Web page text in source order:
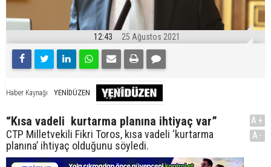
12:43 25 Ağustos 2021
Haber Kaynağı YENİDÜZEN
“Kısa vadeli kurtarma planına ihtiyaç var”
CTP Milletvekili Fikri Toros, kısa vadeli ‘kurtarma
planına’ ihtiyaç olduğunu söyledi.
A+
A-